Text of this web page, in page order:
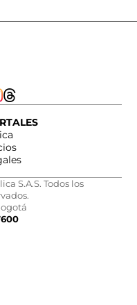
S.A.S. Todos los